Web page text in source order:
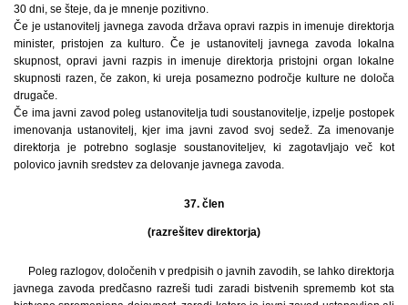
30 dni, se šteje, da je mnenje pozitivno.
Če je ustanovitelj javnega zavoda država opravi razpis in imenuje direktorja
minister, pristojen za kulturo. Če je ustanovitelj javnega zavoda lokalna
skupnost, opravi javni razpis in imenuje direktorja pristojni organ lokalne
skupnosti razen, če zakon, ki ureja posamezno področje kulture ne določa
drugače.
Če ima javni zavod poleg ustanovitelja tudi soustanovitelje, izpelje postopek
imenovanja ustanovitelj, kjer ima javni zavod svoj sedež. Za imenovanje
direktorja je potrebno soglasje soustanoviteljev, ki zagotavljajo več kot
polovico javnih sredstev za delovanje javnega zavoda.
37. člen
(razrešitev direktorja)
Poleg razlogov, določenih v predpisih o javnih zavodih, se lahko direktorja
javnega zavoda predčasno razreši tudi zaradi bistvenih sprememb kot sta